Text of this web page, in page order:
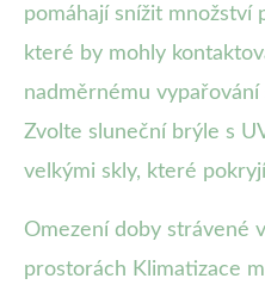
pomáhají snížit množství
které by mohly
nadměrnému
Zvolte sluneční brýle s
velkými skly, které
Omezení doby strávené
prostorách Klimatizace